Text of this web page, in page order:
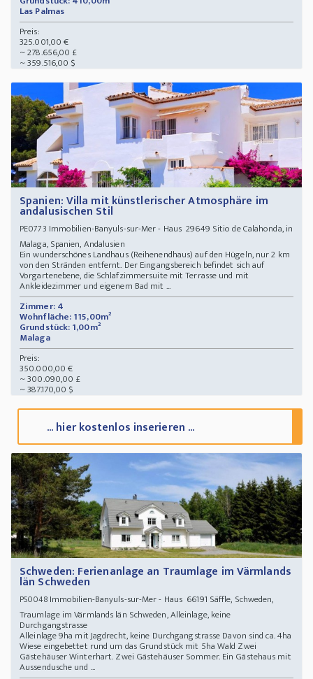
Las Palmas
Preis:
325.001,00 €
~ 278.656,00 £
~ 359.516,00 $
Spanien: Villa mit künstlerischer Atmosphäre im
andalusischen Stil
PE0773 Immobilien-Banyuls-sur-Mer - Haus 29649 Sitio de Calahonda, in
Malaga, Spanien, Andalusien
Ein wunderschönes Landhaus (Reihenendhaus) auf den Hügeln, nur 2 km
von den Stränden entfernt. Der Eingangsbereich befindet sich auf
Vorgartenebene, die Schlafzimmersuite mit Terrasse und mit
Ankleidezimmer und eigenem Bad mit ...
Zimmer: 4
Wohnfläche: 115,00m²
Grundstück: 1,00m²
Malaga
Preis:
350.000,00 €
~ 300.090,00 £
~ 387.170,00 $
... hier kostenlos inserieren ...
Schweden: Ferienanlage an Traumlage im Värmlands
län Schweden
PS0048Immobilien-Banyuls-sur-Mer - Haus 66191 Säffle, Schweden,
Traumlage im Värmlands län Schweden, Alleinlage, keine
Durchgangstrasse
Alleinlage 9ha mit Jagdrecht, keine Durchgangstrasse Davon sind ca. 4ha
Wiese eingebettet rund um das Grundstück mit 5ha Wald Zwei
Gästehäuser Winterhart. Zwei Gästehäuser Sommer. Ein Gästehaus mit
Aussendusche und ...